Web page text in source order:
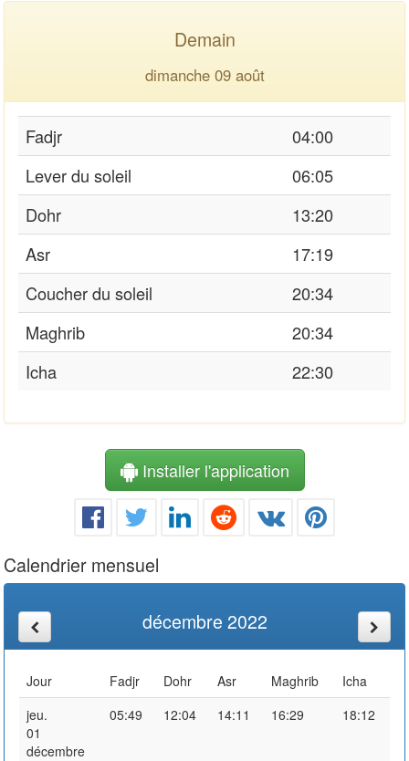
Demain
dimanche 09 août
Fadjr
04:00
Lever du soleil
06:05
Dohr
13:20
Asr
17:19
Coucher du soleil
20:34
Maghrib
20:34
Icha
22:30
Installer l'application
Calendrier mensuel
décembre 2022
Jour Fadjr Dohr Asr Maghrib
Icha
jeu.
01
décembre
05:49 12:04 14:11 16:29 18:12